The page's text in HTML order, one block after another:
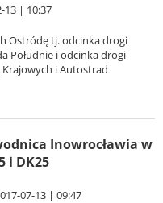
13 | 10:37
Ostródę tj. odcinka drogi
Południe i odcinka drogi
Krajowych i Autostrad
Inowrocławia w
i DK25
07-13 | 09:47